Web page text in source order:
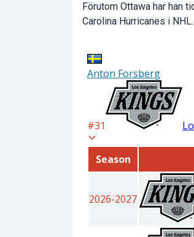
Förutom Ottawa har han
Carolina Hurricanes i NHL.